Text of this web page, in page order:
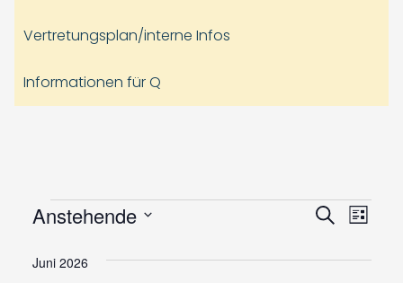
Vertretungsplan/interne Infos
Informationen für Q
Veranstaltungen
und
SucheListe
Anstehende
Juni 2026